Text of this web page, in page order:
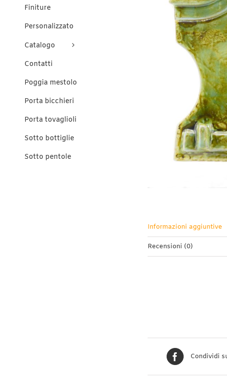
Informazioni aggiuntive
Recensioni (0)
Condividi
Finiture
Personalizzato
Catalogo
Contatti
Poggia mestolo
Porta bicchieri
Porta tovaglioli
Sotto bottiglie
Sotto pentole